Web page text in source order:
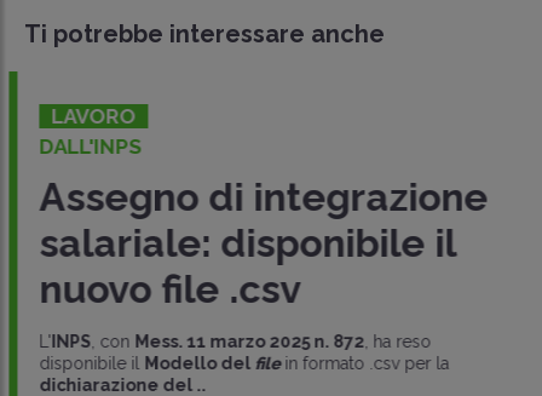
Ti potrebbe interessare anche
LAVORO
DALL'INPS
Assegno di integrazione
salariale: disponibile il
nuovo file .csv
INPS, conMess. 11 marzo 2025 n. 872, ha reso
disponibile il Modello delfilein formato .csv per la
dichiarazione del ..